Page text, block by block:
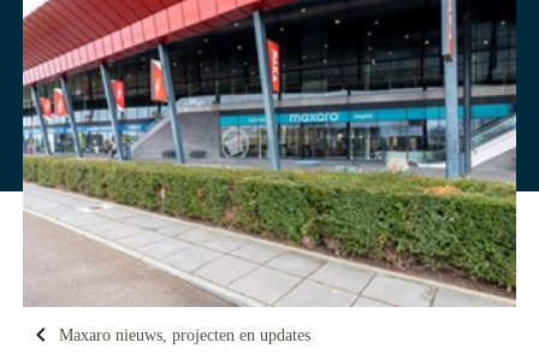
Maxaro nieuws, projecten en updates